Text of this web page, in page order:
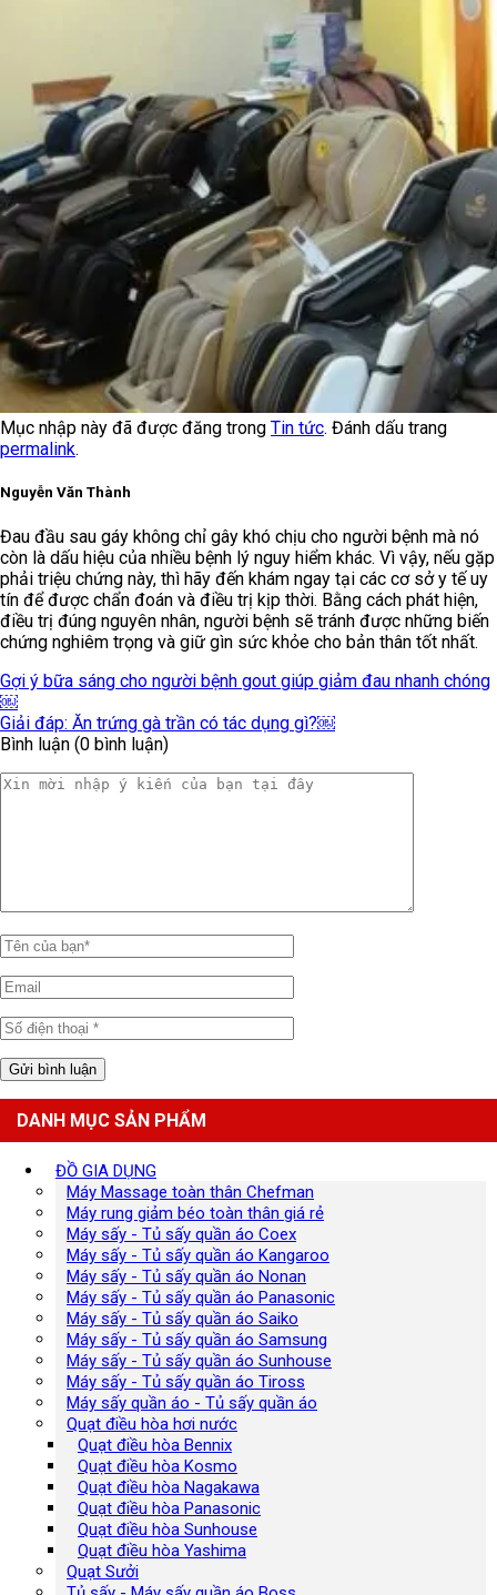
Mục nhập này đã được đăng trong Tin tức. Đánh dấu trang
permalink.
Nguyễn Văn Thành
Đau đầu sau gáy không chỉ gây khó chịu cho người bệnh mà nó
còn là dấu hiệu của nhiều bệnh lý nguy hiểm khác. Vì vậy, nếu gặp
phải triệu chứng này, thì hãy đến khám ngay tại các cơ sở y tế uy
tín để được chẩn đoán và điều trị kịp thời. Bằng cách phát hiện,
điều trị đúng nguyên nhân, người bệnh sẽ tránh được những biến
chứng nghiêm trọng và giữ gìn sức khỏe cho bản thân tốt nhất.
Gợi ý bữa sáng cho người bệnh gout giúp giảm đau nhanh chóng
￼
Giải đáp: Ăn trứng gà trần có tác dụng gì?￼
Bình luận (0 bình luận)
DANH MỤC SẢN PHẨM
ĐỒ GIA DỤNG
Máy Massage toàn thân Chefman
Máy rung giảm béo toàn thân giá rẻ
Máy sấy - Tủ sấy quần áo Coex
Máy sấy - Tủ sấy quần áo Kangaroo
Máy sấy - Tủ sấy quần áo Nonan
Máy sấy - Tủ sấy quần áo Panasonic
Máy sấy - Tủ sấy quần áo Saiko
Máy sấy - Tủ sấy quần áo Samsung
Máy sấy - Tủ sấy quần áo Sunhouse
Máy sấy - Tủ sấy quần áo Tiross
Máy sấy quần áo - Tủ sấy quần áo
Quạt điều hòa hơi nước
Quạt điều hòa Bennix
Quạt điều hòa Kosmo
Quạt điều hòa Nagakawa
Quạt điều hòa Panasonic
Quạt điều hòa Sunhouse
Quạt điều hòa Yashima
Quạt Sưởi